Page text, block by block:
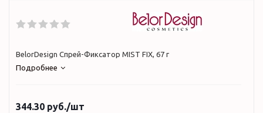
BelorDesign Спрей-Фиксатор MIST FIX, 67 г
Подробнее
344.30 руб./шт